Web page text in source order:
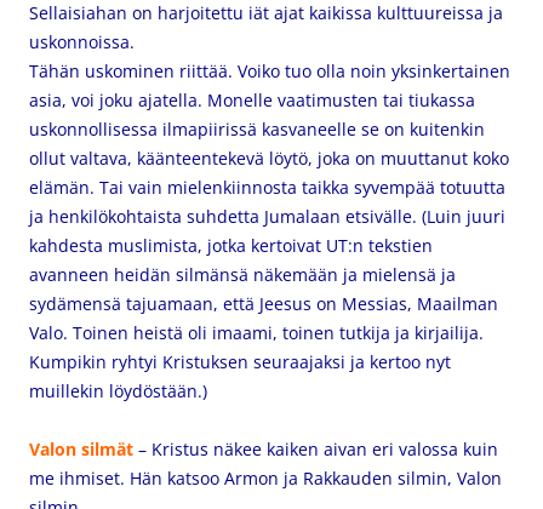
Sellaisiahan on harjoitettu iät ajat kaikissa kulttuureissa ja
uskonnoissa.
Tähän uskominen riittää. Voiko tuo olla noin yksinkertainen
asia, voi joku ajatella. Monelle vaatimusten tai tiukassa
uskonnollisessa ilmapiirissä kasvaneelle se on kuitenkin
ollut valtava, käänteentekevä löytö, joka on muuttanut koko
elämän. Tai vain mielenkiinnosta taikka syvempää totuutta
ja henkilökohtaista suhdetta Jumalaan etsivälle. (Luin juuri
kahdesta muslimista, jotka kertoivat UT:n tekstien
avanneen heidän silmänsä näkemään ja mielensä ja
sydämensä tajuamaan, että Jeesus on Messias, Maailman
Valo. Toinen heistä oli imaami, toinen tutkija ja kirjailija.
Kumpikin ryhtyi Kristuksen seuraajaksi ja kertoo nyt
muillekin löydöstään.)
Valon silmät – Kristus näkee kaiken aivan eri valossa kuin
me ihmiset. Hän katsoo Armon ja Rakkauden silmin, Valon